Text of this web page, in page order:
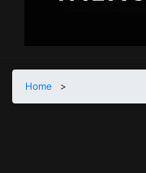
Home >